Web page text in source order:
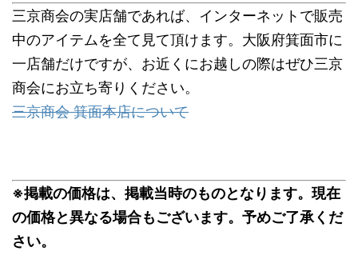
三京商会の実店舗であれば、インターネットで販売
中のアイテムを全て見て頂けます。大阪府箕面市に
一店舗だけですが、お近くにお越しの際はぜひ三京
商会にお立ち寄りください。
三京商会 箕面本店について
※掲載の価格は、掲載当時のものとなります。現在
の価格と異なる場合もございます。予めご了承くだ
さい。